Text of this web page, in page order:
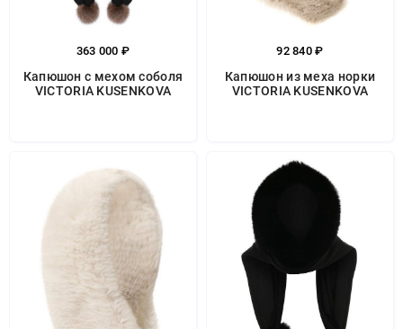
363 000 ₽
Капюшон с мехом соболя
VICTORIA KUSENKOVA
92 840 ₽
Капюшон из меха норки
VICTORIA KUSENKOVA